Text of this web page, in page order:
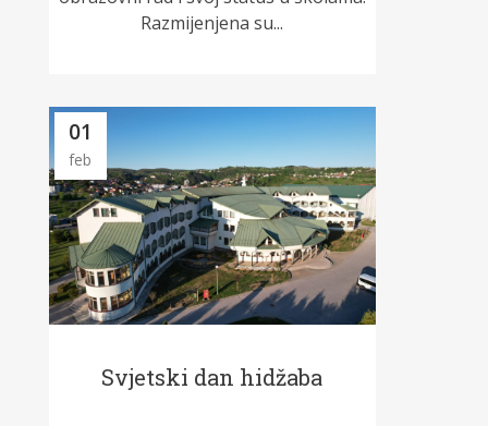
Razmijenjena su...
01
feb
Svjetski dan hidžaba